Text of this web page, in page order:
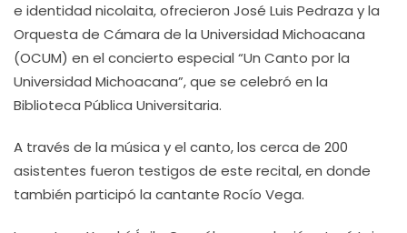
e identidad nicolaita, ofrecieron José Luis Pedraza y la
Orquesta de Cámara de la Universidad Michoacana
(OCUM) en el concierto especial “Un Canto por la
Universidad Michoacana”, que se celebró en la
Biblioteca Pública Universitaria.
A través de la música y el canto, los cerca de 200
asistentes fueron testigos de este recital, en donde
también participó la cantante Rocío Vega.